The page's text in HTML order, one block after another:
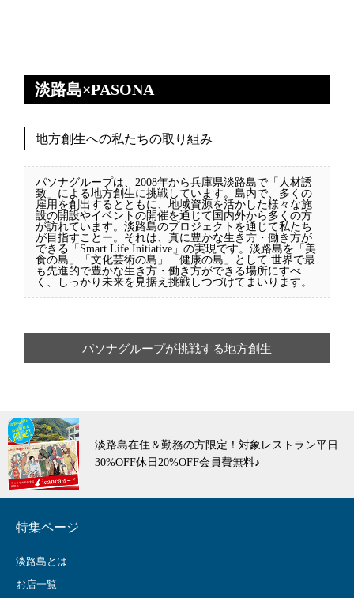
淡路島×PASONA
地方創生への私たちの取り組み
パソナグループは、2008年から兵庫県淡路島で「人材誘
致」による地方創生に挑戦しています。島内で、多くの
雇用を創出するとともに、地域資源を活かした様々な施
設の開設やイベントの開催を通じて国内外から多くの方
が訪れています。淡路島のプロジェクトを通じて私たち
が目指すことー。それは、真に豊かな生き方・働き方が
できる「Smart Life Initiative」の実現です。淡路島を「美
食の島」「文化芸術の島」「健康の島」として 世界で最
も先進的で豊かな生き方・働き方ができる場所にすべ
く、しっかり未来を見据え挑戦しつづけてまいります。
パソナグループが挑戦する地方創生
淡路島市場 淡路島のお土産をオンラインで！人
気No.1玉ねぎはおすすめです♪
特集ページ
淡路島とは
お店一覧